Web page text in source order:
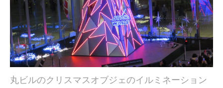
丸ビルのクリスマスオブジェのイルミネーション